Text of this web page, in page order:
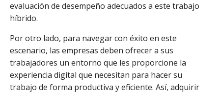
evaluación de desempeño adecuados a este trabajo
híbrido.
Por otro lado, para navegar con éxito en este
escenario, las empresas deben ofrecer a sus
trabajadores un entorno que les proporcione la
experiencia digital que necesitan para hacer su
trabajo de forma productiva y eficiente. Así, adquirir